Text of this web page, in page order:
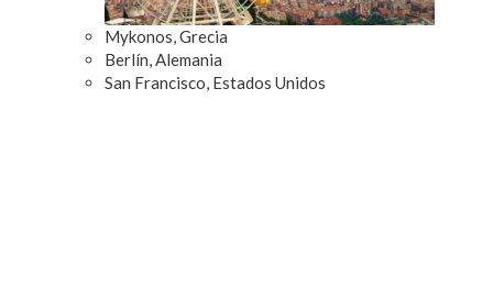
Mykonos, Grecia
Berlín, Alemania
San Francisco, Estados Unidos